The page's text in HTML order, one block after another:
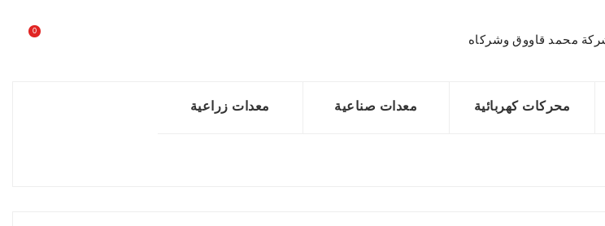
0
محركات كهربائية معدات صناعية معدات زراعية